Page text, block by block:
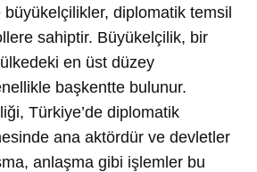
diplomatik temsil
sahiptir. Büyükelçilik, bir
en üst düzey
başkentte bulunur.
Türkiye’de diplomatik
ana aktördür ve devletler
anlaşma gibi işlemler bu